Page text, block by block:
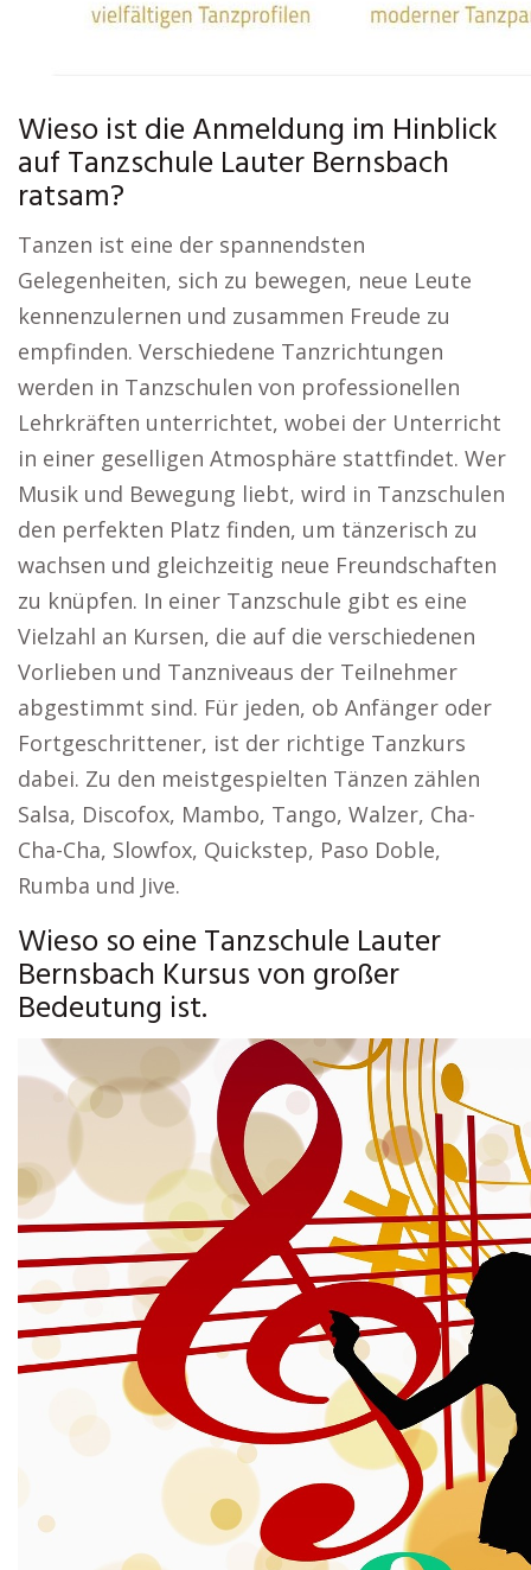
Wieso ist die Anmeldung im Hinblick
auf Tanzschule Lauter Bernsbach
ratsam?
Tanzen ist eine der spannendsten
Gelegenheiten, sich zu bewegen, neue Leute
kennenzulernen und zusammen Freude zu
empfinden. Verschiedene Tanzrichtungen
werden in Tanzschulen von professionellen
Lehrkräften unterrichtet, wobei der Unterricht
in einer geselligen Atmosphäre stattfindet. Wer
Musik und Bewegung liebt, wird in Tanzschulen
den perfekten Platz finden, um tänzerisch zu
wachsen und gleichzeitig neue Freundschaften
zu knüpfen. In einer Tanzschule gibt es eine
Vielzahl an Kursen, die auf die verschiedenen
Vorlieben und Tanzniveaus der Teilnehmer
abgestimmt sind. Für jeden, ob Anfänger oder
Fortgeschrittener, ist der richtige Tanzkurs
dabei. Zu den meistgespielten Tänzen zählen
Salsa, Discofox, Mambo, Tango, Walzer, Cha-
Cha-Cha, Slowfox, Quickstep, Paso Doble,
Rumba und Jive.
Wieso so eine Tanzschule Lauter
Bernsbach Kursus von großer
Bedeutung ist.